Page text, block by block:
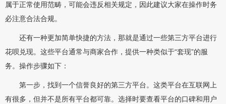
属于正常使用范畴，可能会违反相关规定，因此建议大家在操作时务
必注意合法合规。
还有一种更加简单快捷的方法，那就是通过一些第三方平台进行
花呗兑现。这些平台通常与商家合作，提供一种类似于“套现”的服
务。操作步骤如下：
第一步，找到一个信誉良好的第三方平台。这类平台在互联网上
有很多，但并不是所有平台都可靠。选择时要查看平台的口碑和用户